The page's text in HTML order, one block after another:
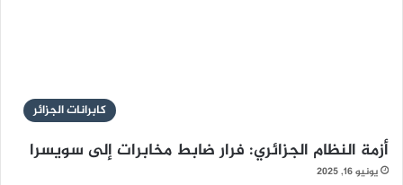
كابرانات الجزائر
أزمة النظام الجزائري: فرار ضابط مخابرات إلى سويسرا
يونيو 16, 2025